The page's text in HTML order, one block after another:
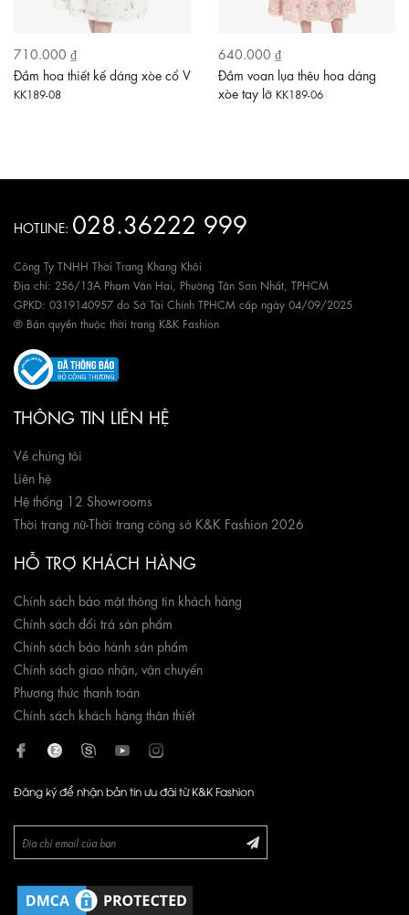
710.000 ₫
Đầm hoa thiết kế dáng xòe cổ V
KK189-08
640.000 ₫
Đầm voan lụa thêu hoa dáng
xòe tay lỡ KK189-06
HOTLINE: 028.36222 999
Công Ty TNHH Thời Trang Khang Khôi
Địa chỉ: 256/13A Phạm Văn Hai, Phường Tân Sơn Nhất, TPHCM
GPKD: 0319140957 do Sở Tài Chính TPHCM cấp ngày 04/09/2025
® Bản quyền thuộc thời trang K&K Fashion
THÔNG TIN LIÊN HỆ
Về chúng tôi
Liên hệ
Hệ thống 12 Showrooms
Thời trang nữ-Thời trang công sở K&K Fashion 2026
HỖ TRỢ KHÁCH HÀNG
Chính sách bảo mật thông tin khách hàng
Chính sách đổi trả sản phẩm
Chính sách bảo hành sản phẩm
Chính sách giao nhận, vận chuyển
Phương thức thanh toán
Chính sách khách hàng thân thiết
Đăng ký để nhận bản tin ưu đãi từ K&K Fashion